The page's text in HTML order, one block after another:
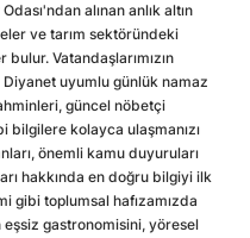
alınan anlık altın
ve tarım sektöründeki
Vatandaşlarımızın
Diyanet uyumlu günlük namaz
güncel nöbetçi
bilgilere kolayca ulaşmanızı
önemli kamu duyuruları
hakkında en doğru bilgiyi ilk
gibi toplumsal hafızamızda
gastronomisini, yöresel